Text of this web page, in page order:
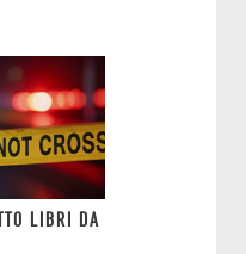
LIBRI DA